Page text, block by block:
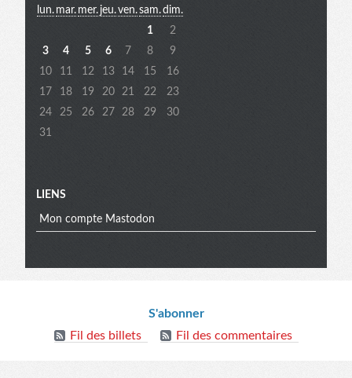
extra
lun. mar. mer. jeu.ven.sam.dim.
1
2
3
4 5 6 7 8
9
10
11 12 13 14 15
16
17
18 19 20 21 22
23
24
25 26 27 28 29
30
31
LIENS
Mon compte Mastodon
Informations
S'abonner
Fil des billets
Fil des commentaires